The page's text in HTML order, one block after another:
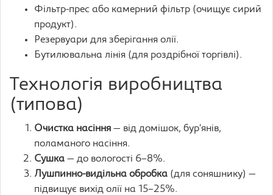
Фільтр-прес або камерний фільтр (очищує сирий
продукт).
Резервуари для зберігання олії.
Бутилювальна лінія (для роздрібної торгівлі).
Технологія виробництва
(типова)
Очистка насіння — від домішок, бур’янів,
поламаного насіння.
Сушка — до вологості 6–8%.
Лушпинно-видільна обробка (для соняшнику) —
підвищує вихід олії на 15–25%.